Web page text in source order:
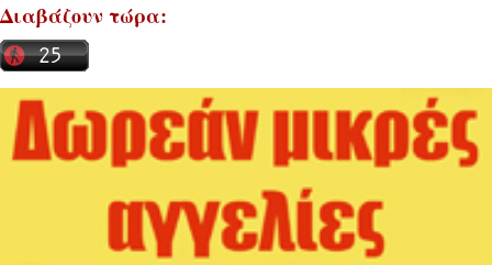
Διαβάζουν τώρα: